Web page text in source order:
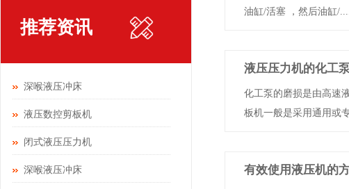
推荐资讯
深喉液压冲床
液压数控剪板机
闭式液压压力机
深喉液压冲床
油缸/活塞 ，然后油缸/
液压压力机的化工
化工泵的磨损是由高速
板机一般是采用通用或
有效使用液压机的